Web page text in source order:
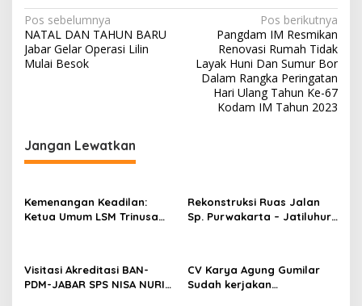
N
a
v
a
s
p
o
Pos sebelumnya
NATAL DAN TAHUN BARU
Jabar Gelar Operasi Lilin
Mulai Besok
Pos berikutnya
Pangdam IM Resmikan
Renovasi Rumah Tidak
Layak Huni Dan Sumur Bor
Dalam Rangka Peringatan
Hari Ulang Tahun Ke-67
Kodam IM Tahun 2023
Jangan Lewatkan
Kemenangan Keadilan:
Ketua Umum LSM Trinusa
Rekonstruksi Ruas Jalan
Sp. Purwakarta – Jatiluhur
Visitasi Akreditasi BAN-
PDM-JABAR SPS NISA NURIN
CV Karya Agung Gumilar
Sudah kerjakan